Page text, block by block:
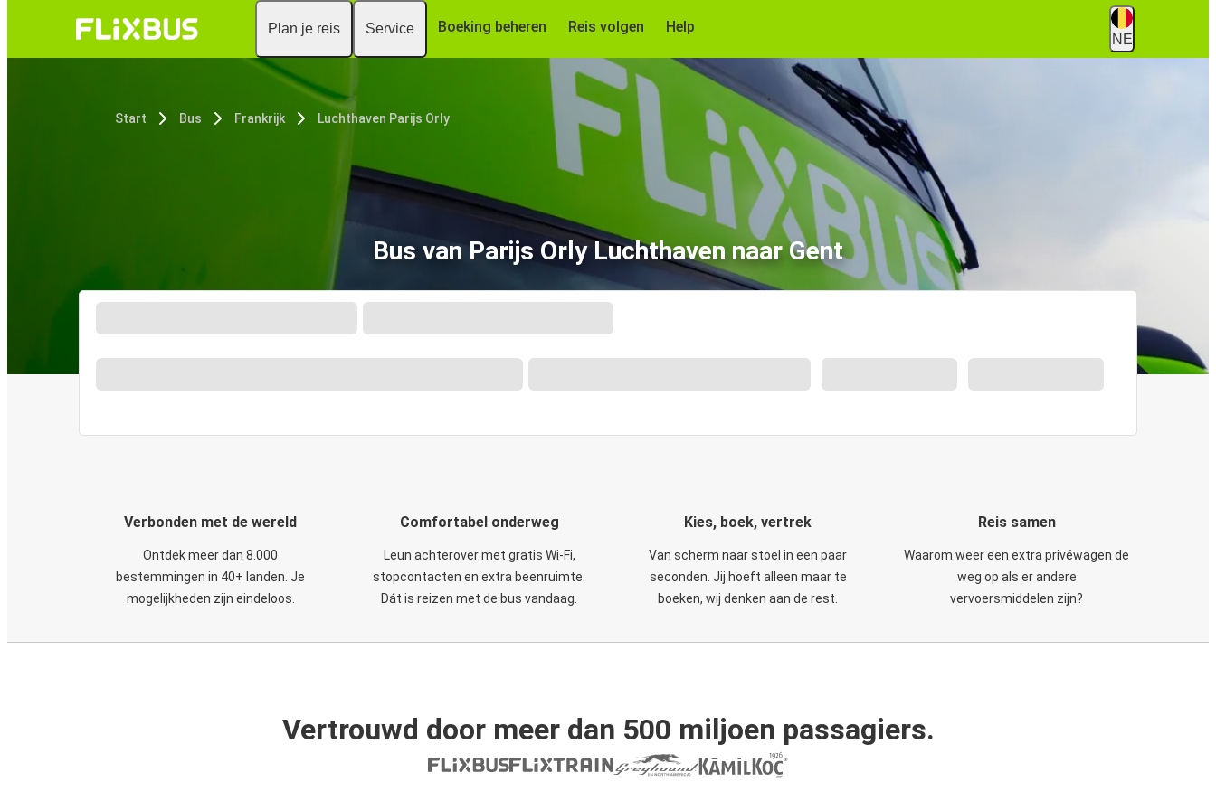
Plan je reis Service Boeking beheren Reis volgen Help
NE
Start Bus Frankrijk Luchthaven Parijs Orly
Bus van Parijs Orly Luchthaven naar Gent
Verbonden met de wereld
Ontdek meer dan 8.000
bestemmingen in 40+ landen. Je
mogelijkheden zijn eindeloos.
Comfortabel onderweg
Leun achterover met gratis Wi-Fi,
stopcontacten en extra beenruimte.
Dát is reizen met de bus vandaag.
Kies, boek, vertrek
Van scherm naar stoel in een paar
seconden. Jij hoeft alleen maar te
boeken, wij denken aan de rest.
Reis samen
Waarom weer een extra privéwagen de
weg op als er andere
vervoersmiddelen zijn?
Vertrouwd door meer dan 500 miljoen passagiers.